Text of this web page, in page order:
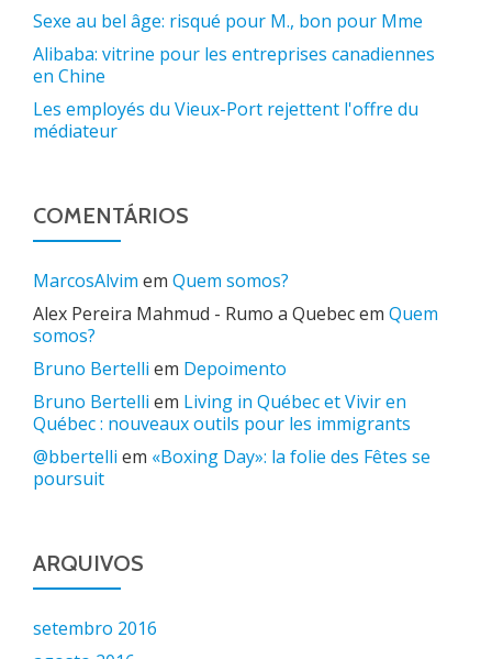
Sexe au bel âge: risqué pour M., bon pour Mme
Alibaba: vitrine pour les entreprises canadiennes
en Chine
Les employés du Vieux-Port rejettent l'offre du
médiateur
COMENTÁRIOS
MarcosAlvim em Quem somos?
Alex Pereira Mahmud - Rumo a Quebecem Quem
somos?
Bruno Bertelli em Depoimento
Bruno Bertelli em Living in Québec et Vivir en
Québec : nouveaux outils pour les immigrants
@bbertelli em «Boxing Day»: la folie des Fêtes se
poursuit
ARQUIVOS
setembro 2016